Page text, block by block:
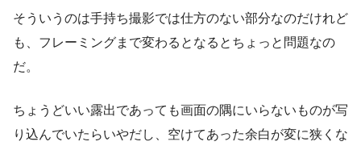
そういうのは手持ち撮影では仕方のない部分なのだけれど
も、フレーミングまで変わるとなるとちょっと問題なの
だ。
ちょうどいい露出であっても画面の隅にいらないものが写
り込んでいたらいやだし、空けてあった余白が変に狭くな